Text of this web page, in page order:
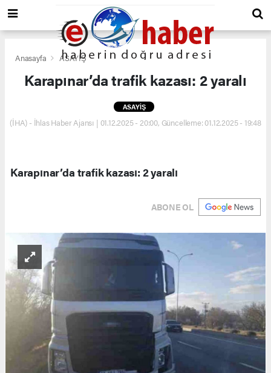
Anasayfa ASAYİŞ
Karapınar’da trafik kazası: 2 yaralı
ASAYİŞ
(İHA) - İhlas Haber Ajansı | 01.12.2025 - 20:00, Güncelleme: 01.12.2025 - 19:48
Karapınar’da trafik kazası: 2 yaralı
ABONE OL